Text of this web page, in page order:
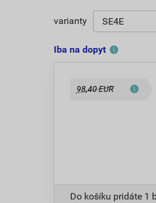
varianty
Iba na dopyt
98,40 EUR
Do košíku pridáte 1